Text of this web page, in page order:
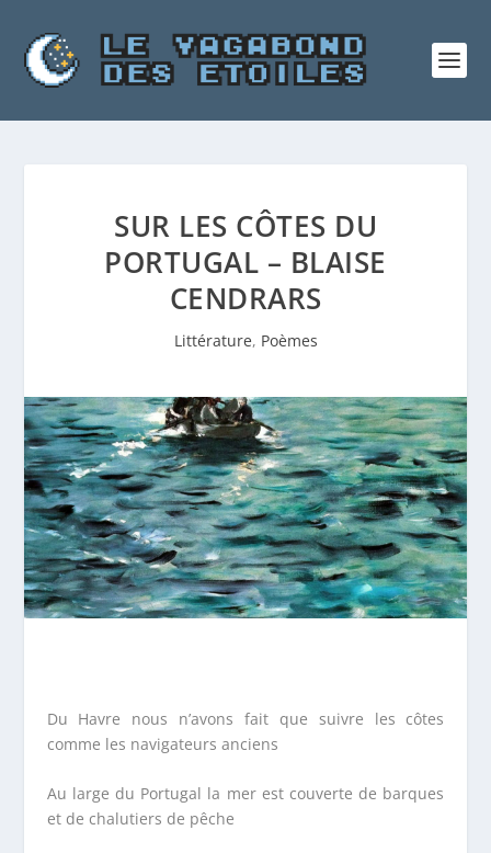
SUR LES CÔTES DU
PORTUGAL – BLAISE
CENDRARS
Littérature, Poèmes
Du Havre nous n’avons fait que suivre les côtes
comme les navigateurs anciens
Au large du Portugal la mer est couverte de barques
et de chalutiers de pêche